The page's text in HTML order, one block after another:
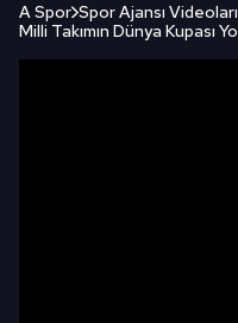
A Spor Spor Ajansı Videoları